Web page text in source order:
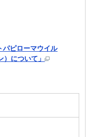
ピローマウイル
）について」